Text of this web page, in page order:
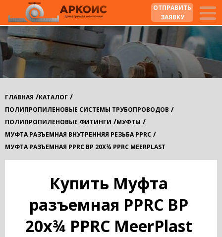
ОТПРАВИТЬ
ЗАЯВКУ
ГЛАВНАЯ /КАТАЛОГ /
ПОЛИПРОПИЛЕНОВЫЕ СИСТЕМЫ ТРУБОПРОВОДОВ /
ПОЛИПРОПИЛЕНОВЫЕ ФИТИНГИ /МУФТЫ /
МУФТА РАЗЪЕМНАЯ ВНУТРЕННЯЯ РЕЗЬБА PPRC /
МУФТА РАЗЪЕМНАЯ PPRC ВР 20Х¾ PPRC MEERPLAST
Купить Муфта
разъемная PPRC ВР
20х¾ PPRC MeerPlast